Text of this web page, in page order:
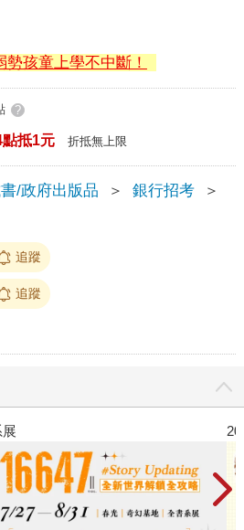
孩童上學不中斷！
?
抵1元 折抵無上限
/政府出版品 ＞ 銀行招考
＞
追蹤
追蹤